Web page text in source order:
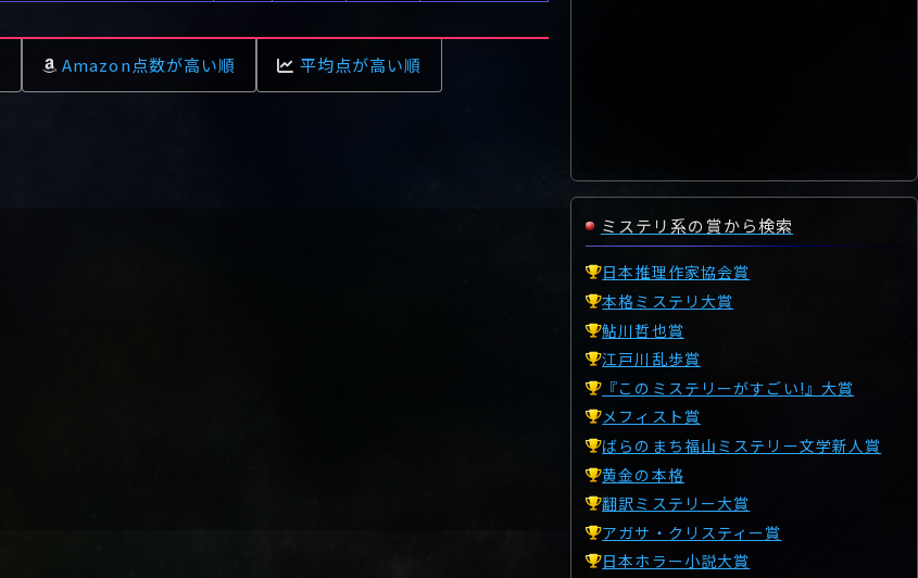
Amazon点数が高い順 平均点が高い順
ミステリ系の賞から検索
日本推理作家協会賞
本格ミステリ大賞
鮎川哲也賞
江戸川乱歩賞
『このミステリーがすごい!』大賞
メフィスト賞
ばらのまち福山ミステリー文学新人賞
黄金の本格
翻訳ミステリー大賞
アガサ・クリスティー賞
日本ホラー小説大賞